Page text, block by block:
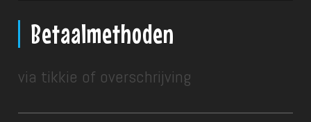
Betaalmethoden
via tikkie of overschrijving